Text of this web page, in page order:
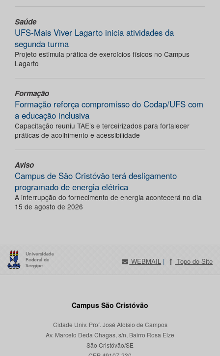
Saúde
UFS-Mais Viver Lagarto inicia atividades da
segunda turma
Projeto estimula prática de exercícios físicos no Campus
Lagarto
Formação
Formação reforça compromisso do Codap/UFS com
a educação inclusiva
Capacitação reuniu TAE’s e terceirizados para fortalecer
práticas de acolhimento e acessibilidade
Aviso
Campus de São Cristóvão terá desligamento
programado de energia elétrica
A interrupção do fornecimento de energia acontecerá no dia
15 de agosto de 2026
WEBMAIL | Topo do Site
Campus São Cristóvão
Cidade Univ. Prof. José Aloísio de Campos
Av. Marcelo Deda Chagas, s/n, Bairro Rosa Elze
São Cristóvão/SE